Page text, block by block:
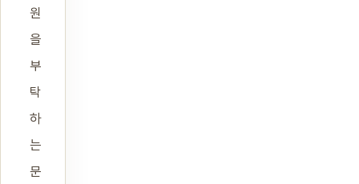
원
을
부
탁
하
는
문